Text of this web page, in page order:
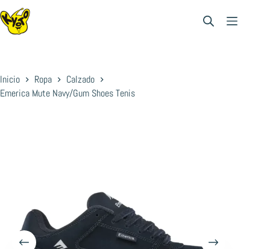
Saltar
al
contenido
Inicio Ropa
Calzado
Emerica Mute Navy/Gum Shoes Tenis